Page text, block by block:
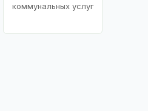
коммунальных услуг